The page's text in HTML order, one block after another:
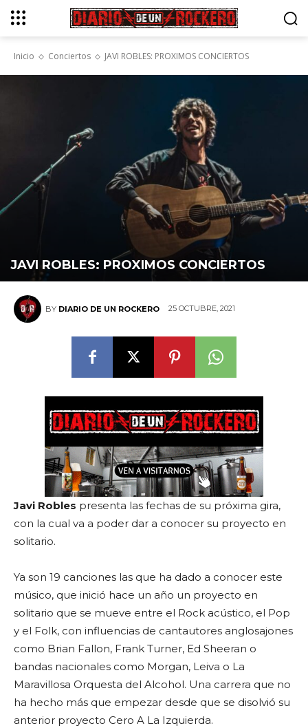
Inicio Conciertos JAVI ROBLES: PROXIMOS CONCIERTOS
JAVI ROBLES: PROXIMOS CONCIERTOS
BY DIARIO DE UN ROCKERO 25 OCTUBRE, 2021
Javi Robles presenta las fechas de su próxima gira,
con la cual va a poder dar a conocer su proyecto en
solitario.
Ya son 19 canciones las que ha dado a conocer este
músico, que inició hace un año un proyecto en
solitario que se mueve entre el Rock acústico, el Pop
y el Folk, con influencias de cantautores anglosajones
como Brian Fallon, Frank Turner, Ed Sheeran o
bandas nacionales como Morgan, Leiva o La
Maravillosa Orquesta del Alcohol. Una carrera que no
ha hecho más que empezar desde que se disolvió su
anterior proyecto Cero A La Izquierda.